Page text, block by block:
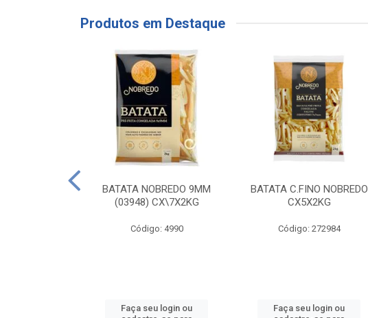
Produtos em Destaque
BATATA NOBREDO 9MM
(03948) CX\7X2KG
Código: 4990
Faça seu login ou
BATATA C.FINO NOBREDO
CX5X2KG
Código: 272984
Faça seu login ou